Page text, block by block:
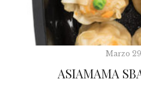
Marzo
ASIAMAMA